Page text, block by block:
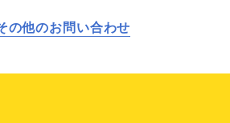
の他のお問い合わせ